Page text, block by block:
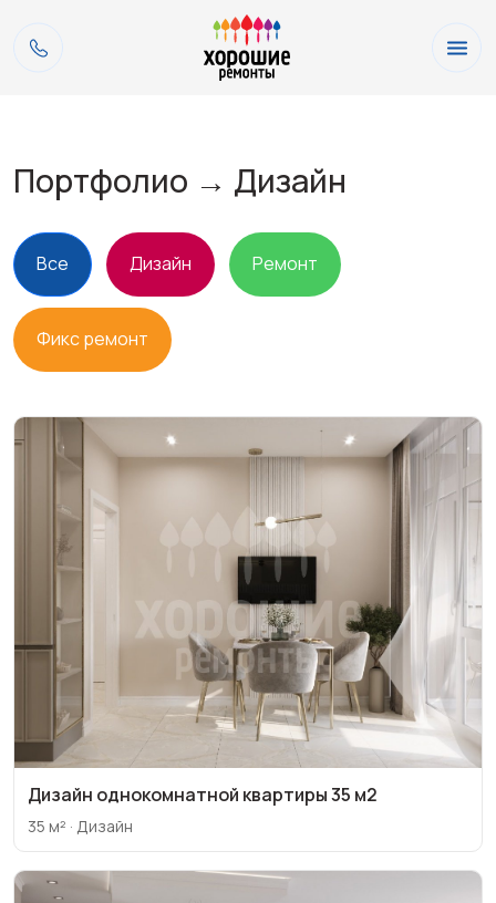
Портфолио → Дизайн
Все Дизайн Ремонт
Фикс ремонт
Дизайн однокомнатной квартиры 35 м2
35 м² · Дизайн